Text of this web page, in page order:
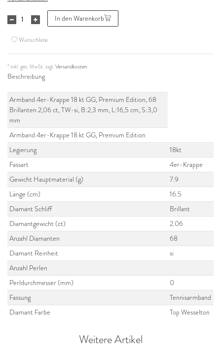
In den Warenkorb
Wunschliste
* inkl. ges. MwSt. zzgl.Versandkosten
Beschreibung
Armband 4er-Krappe 18 kt GG, Premium Edition, 68
Brillanten 2,06 ct, TW-si, B:2,3 mm, L:16,5 cm, S:3,0
mm
Armband 4er-Krappe 18 kt GG, Premium Edition
Legierung
18kt
Fassart
4er-Krappe
Gewicht Hauptmaterial (g)
7.9
Länge (cm)
16.5
Diamant Schliff
Brillant
Diamantgewicht (ct)
2.06
Anzahl Diamanten
68
Diamant Reinheit
si
Anzahl Perlen
Perldurchmesser (mm)
0
Fassung
Tennisarmband
Diamant Farbe
Top Wesselton
Weitere Artikel